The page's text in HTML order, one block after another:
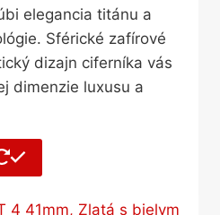
elegancia titánu a
Sférické zafírové
dizajn ciferníka vás
dimenzie luxusu a